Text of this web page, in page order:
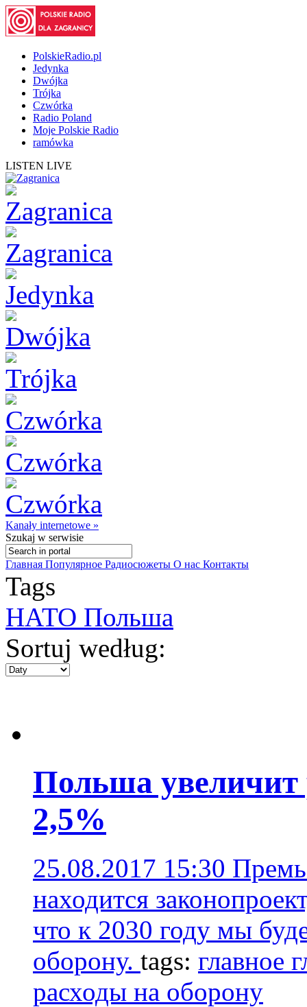
PolskieRadio.pl
Jedynka
Dwójka
Trójka
Czwórka
Radio Poland
Moje Polskie Radio
ramówka
LISTEN LIVE
Kanały internetowe »
Szukaj w serwisie
Главная Популярное Радиосюжеты О нас Контакты
Tags
НАТО Польша
Sortuj według:
Польша увеличит
2,5%
25.08.2017 15:30
находится
что к 2030 году мы
оборону. tags: главное
расходы на оборону